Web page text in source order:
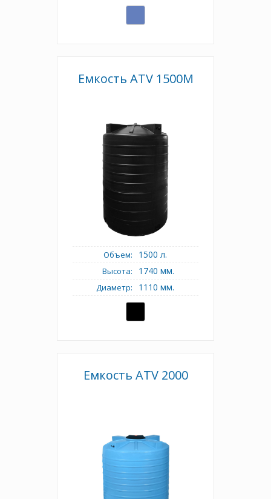
Емкость ATV 1500M
Объем: 1500 л.
Высота: 1740 мм.
Диаметр: 1110 мм.
Емкость АТV 2000